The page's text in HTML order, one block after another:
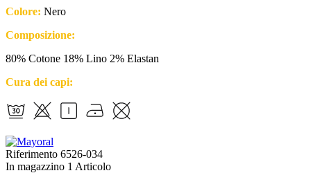
Colore: Nero
Composizione:
80% Cotone 18% Lino 2% Elastan
Cura dei capi:
Riferimento 6526-034
In magazzino 1 Articolo